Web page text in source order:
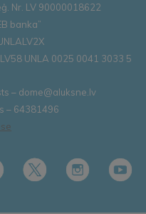
Nr. LV 90000018622
banka”
UNLA 0025 0041 3033 5
– dome@aluksne.lv
– 64381496